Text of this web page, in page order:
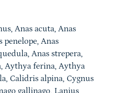
Anas acuta, Anas
penelope, Anas
Anas strepera,
Aythya ferina, Aythya
Calidris alpina, Cygnus